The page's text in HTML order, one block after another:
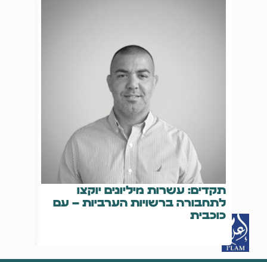
תקדים: עשרות מיליונים יוקצו
לתחבורה ברשויות הערביות – עם
כוכבית